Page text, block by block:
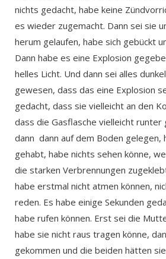
nichts gedacht, habe keine
es wieder zugemacht. Dann sei sie
herum gelaufen, habe sich gebückt
Dann habe es eine Explosion
helles Licht. Und dann sei alles
gewesen, dass das eine Explosion
gedacht, dass sie vielleicht an den
dass die Gasflasche vielleicht runter
dann dann auf dem Boden gelegen,
gehabt, habe nichts sehen könne,
die starken Verbrennungen
habe erstmal nicht atmen können,
reden. Es habe einige Sekunden
habe rufen können. Erst sei die
habe sie nicht raus tragen könne,
gekommen und die beiden hätten